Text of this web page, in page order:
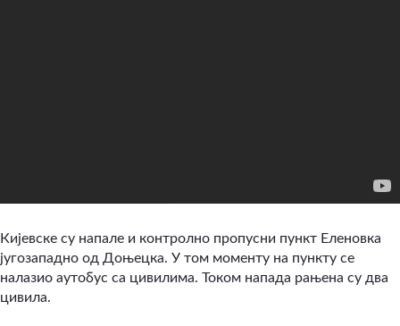
Кијевске су напале и контролно пропусни пункт Еленовка
југозападно од Доњецка. У том моменту на пункту се
налазио аутобус са цивилима. Током напада рањена су два
цивила.